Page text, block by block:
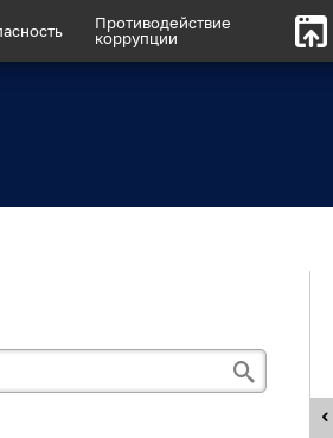
Противодействие
коррупции